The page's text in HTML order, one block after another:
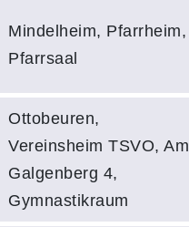
Mindelheim, Pfarrheim,
Pfarrsaal
Ottobeuren,
Vereinsheim TSVO, Am
Galgenberg 4,
Gymnastikraum